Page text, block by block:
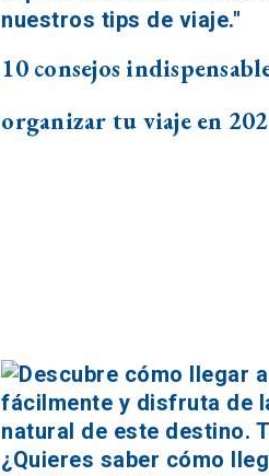
10 consejos
organizar tu viaje en